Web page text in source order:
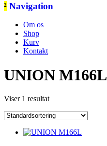
² Navigation
Om os
Shop
Kurv
Kontakt
UNION M166L
Viser 1 resultat